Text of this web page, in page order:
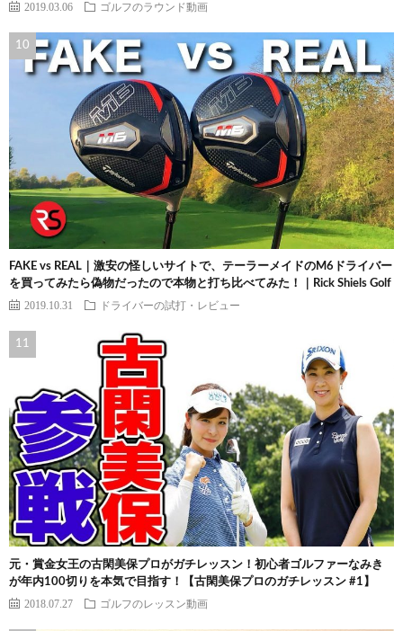
2019.03.06 ゴルフのラウンド動画
FAKE vs REAL｜激安の怪しいサイトで、テーラーメイドのM6ドライバー
を買ってみたら偽物だったので本物と打ち比べてみた！｜Rick Shiels Golf
2019.10.31 ドライバーの試打・レビュー
元・賞金女王の古閑美保プロがガチレッスン！初心者ゴルファーなみき
が年内100切りを本気で目指す！【古閑美保プロのガチレッスン #1】
2018.07.27 ゴルフのレッスン動画